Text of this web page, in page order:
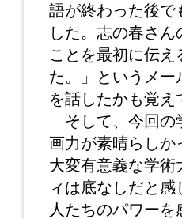
語が終わった後で
した。志の春さ
ことを最初に伝
た。」というメー
を話したかも覚え
そして、今回の
画力が素晴らしか
大変有意義な学術
ィは底なしだと
人たちのパワー